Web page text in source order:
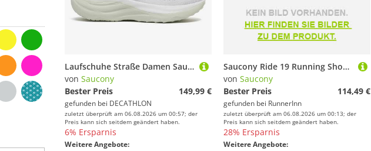
Laufschuhe Straße Damen Saucony - Ride 19 weiß
von Saucony
Bester Preis
149,99 €
gefunden bei DECATHLON
zuletzt überprüft am 06.08.2026 um 00:57; der
Preis kann sich seitdem geändert haben.
6% Ersparnis
Weitere Angebote:
Saucony Ride 19 Running Shoes Weiß EU 38 1/2 Frau
von Saucony
Bester Preis
114,49 €
gefunden bei RunnerInn
zuletzt überprüft am 06.08.2026 um 00:13; der
Preis kann sich seitdem geändert haben.
28% Ersparnis
Weitere Angebote: